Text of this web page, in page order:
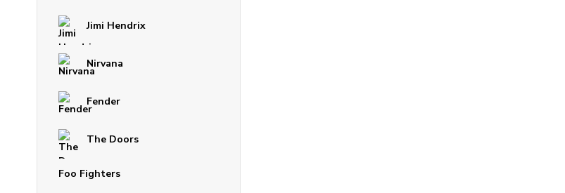
Jimi Hendrix
Nirvana
Fender
The Doors
Foo Fighters